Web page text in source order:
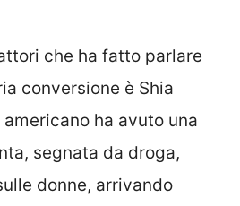
che ha fatto parlare
conversione è Shia
americano ha avuto una
segnata da droga,
donne, arrivando